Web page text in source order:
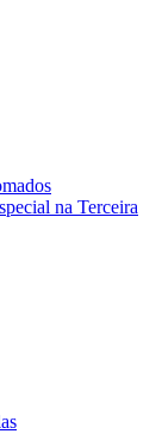
na Terceira